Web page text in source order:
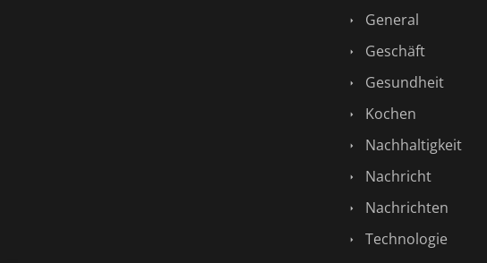
General
Geschäft
Gesundheit
Kochen
Nachhaltigkeit
Nachricht
Nachrichten
Technologie